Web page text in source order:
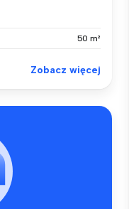
50 m²
Zobacz więcej